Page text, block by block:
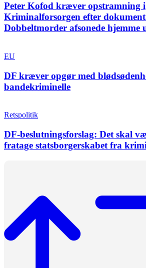
Peter Kofod kræver opstramning i
Kriminalforsorgen efter
Dobbeltmorder afsonede hjemme
EU
DF kræver opgør med
bandekriminelle
Retspolitik
DF-beslutningsforslag: Det skal
fratage statsborgerskabet fra